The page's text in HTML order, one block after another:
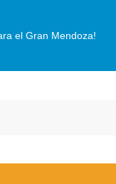
el Gran Mendoza!